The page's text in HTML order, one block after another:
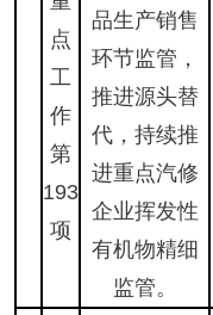
点
工
作
第
193
项
品生产销售
环节监管，
推进源头替
代，持续推
进重点汽修
企业挥发性
有机物精细
监管。